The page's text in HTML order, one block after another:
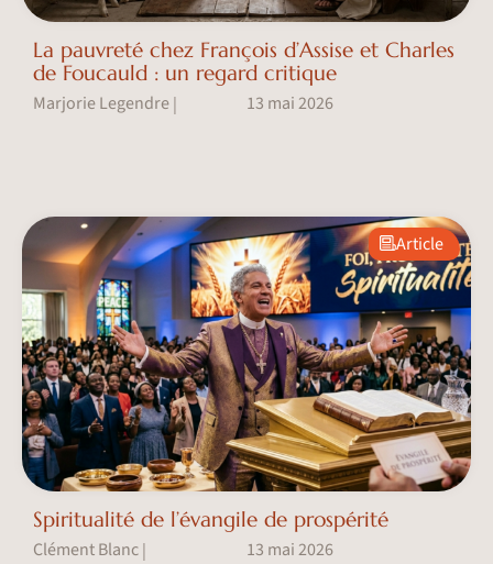
La pauvreté chez François d’Assise et Charles
de Foucauld : un regard critique
Marjorie Legendre| 13 mai 2026
Article
Spiritualité de l’évangile de prospérité
Clément Blanc| 13 mai 2026